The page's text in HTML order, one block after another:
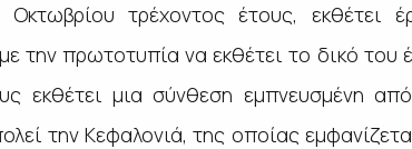
τρέχοντος έτους, εκθέτει
την πρωτοτυπία να εκθέτει το δικό
εκθέτει μια σύνθεση εμπνευσμένη
την Κεφαλονιά, της οποίας